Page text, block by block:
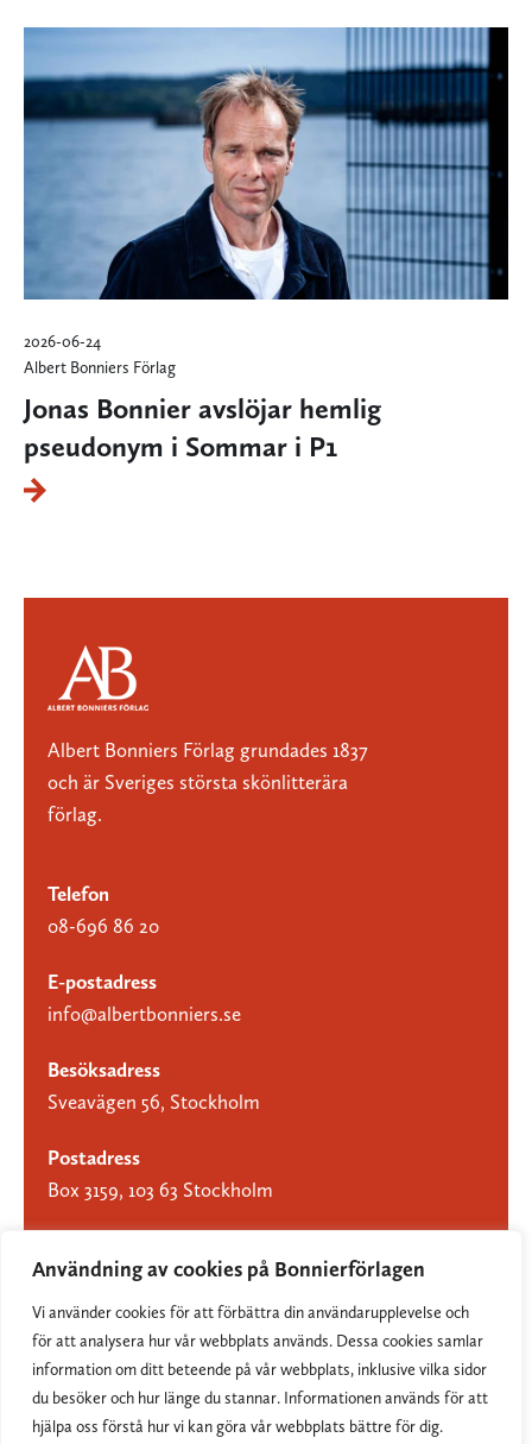
Användning av cookies på Bonnierförlagen
Vi använder cookies för att förbättra din användarupplevelse och
för att analysera hur vår webbplats används. Dessa cookies samlar
information om ditt beteende på vår webbplats, inklusive vilka sidor
du besöker och hur länge du stannar. Informationen används för att
hjälpa oss förstå hur vi kan göra vår webbplats bättre för dig.
2026-06-24
Albert Bonniers Förlag
Jonas Bonnier avslöjar hemlig
pseudonym i Sommar i P1
Albert Bonniers Förlag grundades 1837
och är Sveriges största skönlitterära
förlag.
Telefon
08-696 86 20
E-postadress
info@albertbonniers.se
Besöksadress
Sveavägen 56, Stockholm
Postadress
Box 3159, 103 63 Stockholm
Om Bonnierförlagen
Cookies
Integritetspolicy